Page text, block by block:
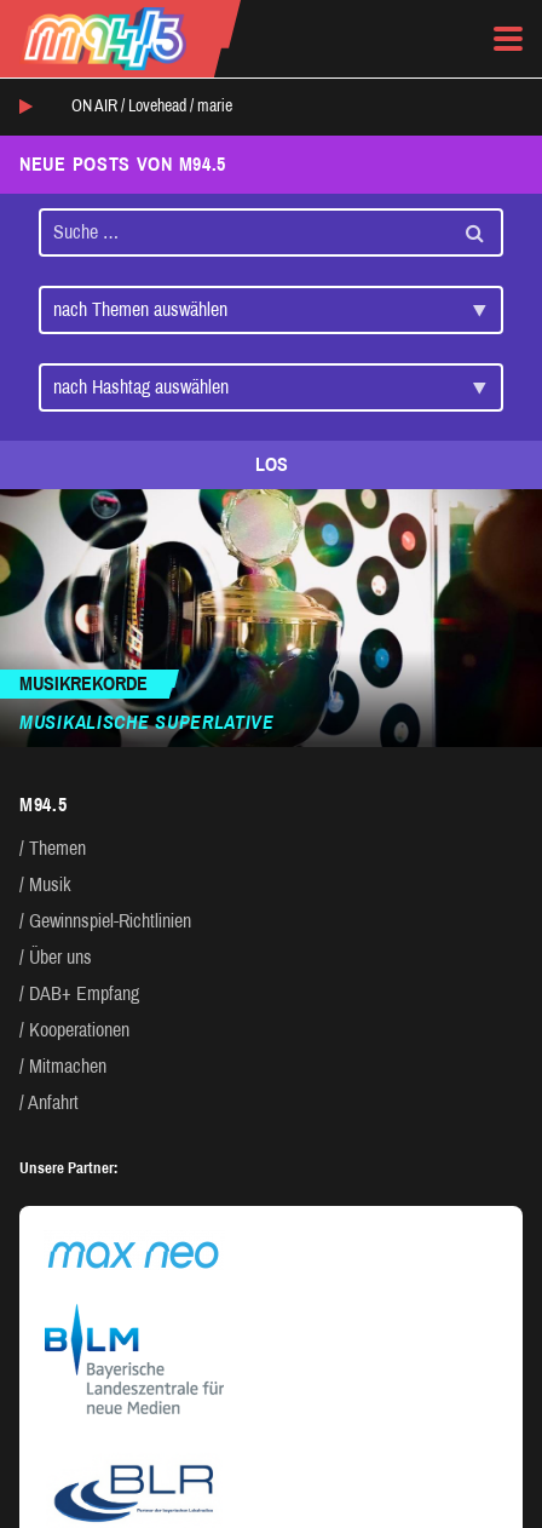
ON AIR / Lovehead / marie
NEUE POSTS VON M94.5
LOS
MUSIKREKORDE
MUSIKALISCHE SUPERLATIVE
M94.5
Themen
Musik
Gewinnspiel-Richtlinien
Über uns
DAB+ Empfang
Kooperationen
Mitmachen
Anfahrt
Unsere Partner: